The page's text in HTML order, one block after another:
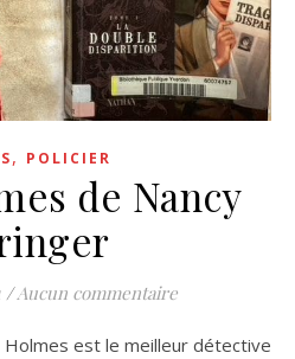
, POLICIER
de Nancy
/ Aucun commentaire